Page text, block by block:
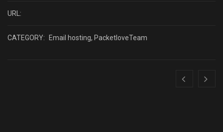
URL:
CATEGORY: Email hosting, PacketloveTeam